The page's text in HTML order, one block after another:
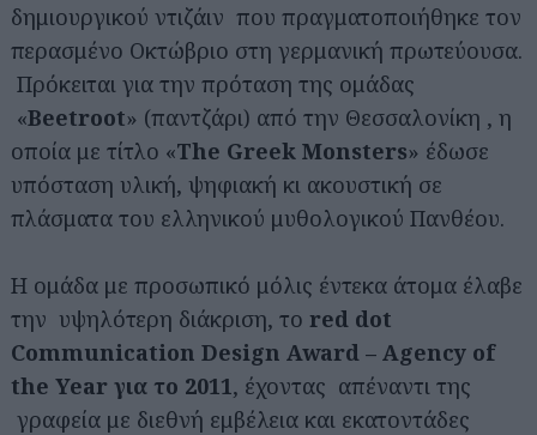
δημιουργικού ντιζάιν που πραγματοποιήθηκε τον
περασμένο Οκτώβριο στη γερμανική πρωτεύουσα.
Πρόκειται για την πρόταση της ομάδας
«Beetroot» (παντζάρι) από την Θεσσαλονίκη , η
οποία με τίτλο «The Greek Monsters» έδωσε
υπόσταση υλική, ψηφιακή κι ακουστική σε
πλάσματα του ελληνικού μυθολογικού Πανθέου.
Η ομάδα με προσωπικό μόλις έντεκα άτομα έλαβε
την υψηλότερη διάκριση, το red dot
Communication Design Award – Agency of
the Year για το 2011, έχοντας απέναντι της
γραφεία με διεθνή εμβέλεια και εκατοντάδες